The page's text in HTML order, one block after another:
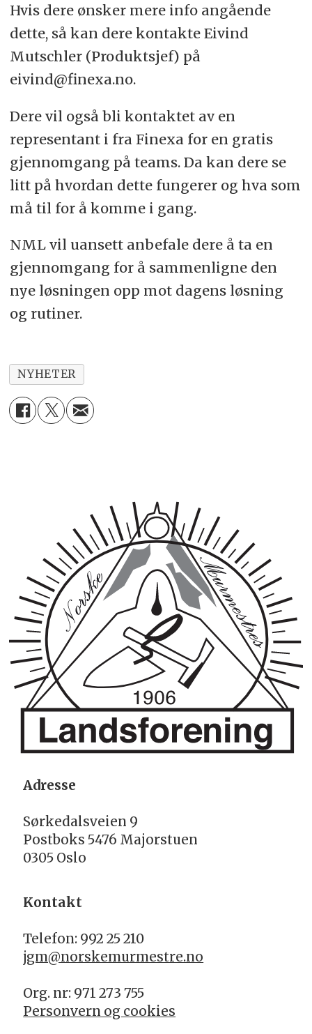
Hvis dere ønsker mere info angående
dette, så kan dere kontakte Eivind
Mutschler (Produktsjef) på
eivind@finexa.no.
Dere vil også bli kontaktet av en
representant i fra Finexa for en gratis
gjennomgang på teams. Da kan dere se
litt på hvordan dette fungerer og hva som
må til for å komme i gang.
NML vil uansett anbefale dere å ta en
gjennomgang for å sammenligne den
nye løsningen opp mot dagens løsning
og rutiner.
NYHETER
Adresse
Sørkedalsveien 9
Postboks 5476 Majorstuen
0305 Oslo
Kontakt
Telefon: 992 25 210
jgm@norskemurmestre.no
Org. nr: 971 273 755
Personvern og cookies